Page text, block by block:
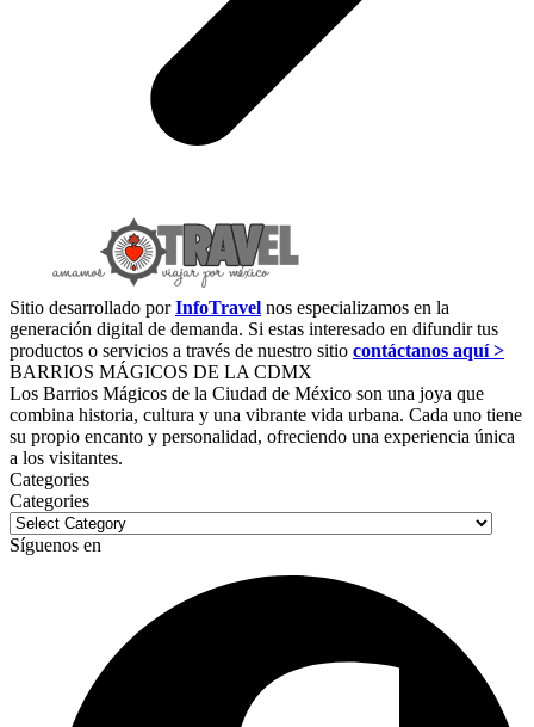
Sitio desarrollado porInfoTravel nos especializamos en la
generación digital de demanda. Si estas interesado en difundir tus
productos o servicios a través de nuestro sitio contáctanos aquí >
BARRIOS MÁGICOS DE LA CDMX
Los Barrios Mágicos de la Ciudad de México son una joya que
combina historia, cultura y una vibrante vida urbana. Cada uno tiene
su propio encanto y personalidad, ofreciendo una experiencia única
a los visitantes.
Categories
Categories
Síguenos en